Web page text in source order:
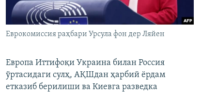
Еврокомиссия раҳбари Урсула фон дер Ляйен
Европа Иттифоқи Украина билан Россия
ўртасидаги сулҳ, АҚШдан ҳарбий ёрдам
етказиб берилиши ва Киевга разведка